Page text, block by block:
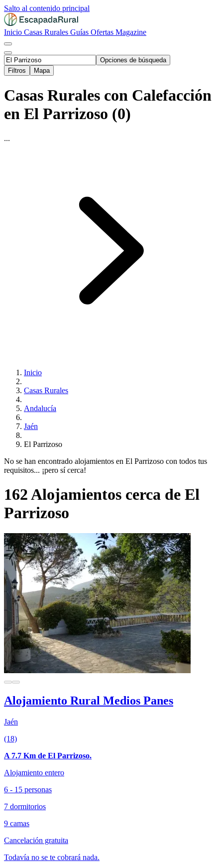
Salto al contenido principal
Inicio Casas Rurales Guías Ofertas Magazine
Opciones de búsqueda
Filtros
Mapa
Casas Rurales con Calefacción
en El Parrizoso (0)
...
Inicio
Casas Rurales
Andalucía
Jaén
El Parrizoso
No se han encontrado alojamientos en El Parrizoso con todos tus
requisitos... ¡pero sí cerca!
162 Alojamientos cerca de El
Parrizoso
Alojamiento Rural Medios Panes
Jaén
(18)
A 7.7 Km de El Parrizoso.
Alojamiento entero
6 - 15 personas
7 dormitorios
9 camas
Cancelación gratuita
Todavía no se te cobrará nada.